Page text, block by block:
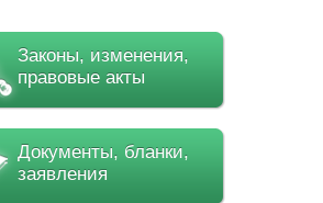
Законы, изменения,
правовые акты
Документы, бланки,
заявления